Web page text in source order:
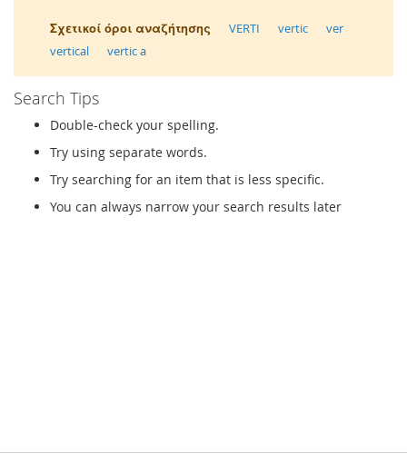
Σχετικοί όροι αναζήτησης VERTI vertic
ver
vertical
vertic a
Search Tips
Double-check your spelling.
Try using separate words.
Try searching for an item that is less specific.
You can always narrow your search results later